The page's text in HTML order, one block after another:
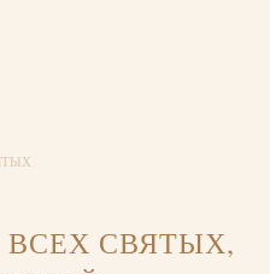
СВЯТЫХ,